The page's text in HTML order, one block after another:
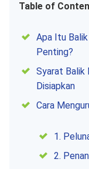
Table of
Apa Itu
Penting?
Syarat Balik
Disiapkan
Cara
1.
2.